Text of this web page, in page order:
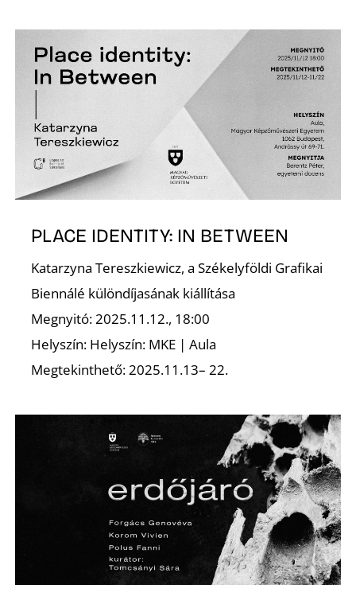
PLACE IDENTITY: IN BETWEEN
Katarzyna Tereszkiewicz, a Székelyföldi Grafikai
Biennálé különdíjasának kiállítása
Megnyitó: 2025.11.12., 18:00
Helyszín: Helyszín: MKE | Aula
Megtekinthető: 2025.11.13– 22.